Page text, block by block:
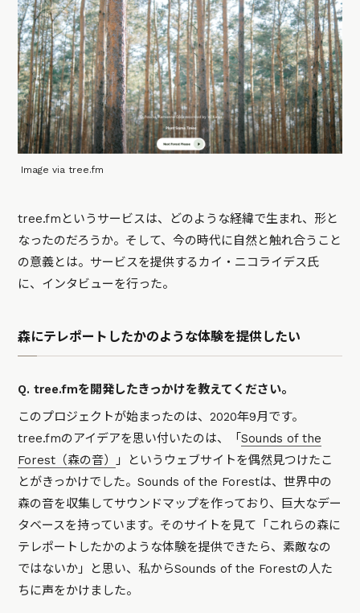
Image via tree.fm
tree.fmというサービスは、どのような経緯で生まれ、形と
なったのだろうか。そして、今の時代に自然と触れ合うこと
の意義とは。サービスを提供するカイ・ニコライデス氏
に、インタビューを行った。
森にテレポートしたかのような体験を提供したい
Q. tree.fmを開発したきっかけを教えてください。
このプロジェクトが始まったのは、2020年9月です。
tree.fmのアイデアを思い付いたのは、「Sounds of the
Forest（森の音）
」というウェブサイトを偶然見つけたこ
とがきっかけでした。Sounds of the Forestは、世界中の
森の音を収集してサウンドマップを作っており、巨大なデー
タベースを持っています。そのサイトを見て「これらの森に
テレポートしたかのような体験を提供できたら、素敵なの
ではないか」と思い、私からSounds of the Forestの人た
ちに声をかけました。